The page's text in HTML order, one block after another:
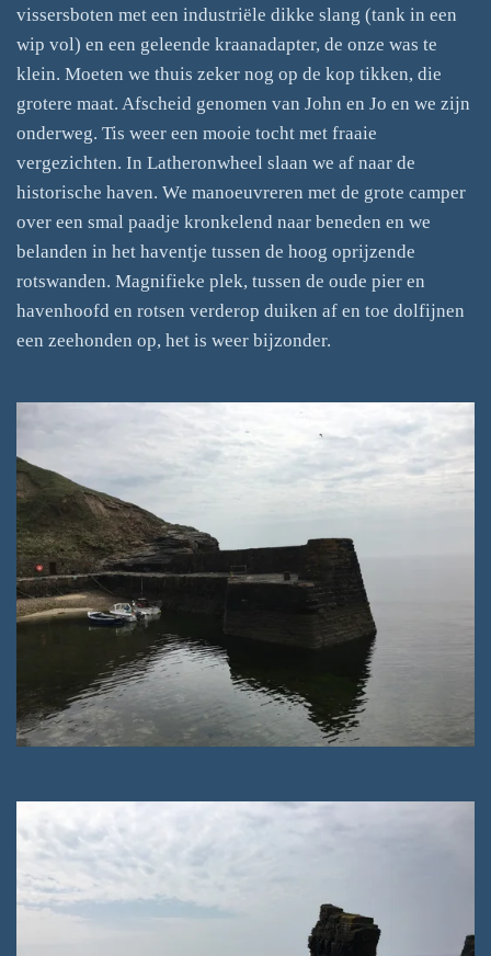
vissersboten met een industriële dikke slang (tank in een
wip vol) en een geleende kraanadapter, de onze was te
klein. Moeten we thuis zeker nog op de kop tikken, die
grotere maat. Afscheid genomen van John en Jo en we zijn
onderweg. Tis weer een mooie tocht met fraaie
vergezichten. In Latheronwheel slaan we af naar de
historische haven. We manoeuvreren met de grote camper
over een smal paadje kronkelend naar beneden en we
belanden in het haventje tussen de hoog oprijzende
rotswanden. Magnifieke plek, tussen de oude pier en
havenhoofd en rotsen verderop duiken af en toe dolfijnen
een zeehonden op, het is weer bijzonder.